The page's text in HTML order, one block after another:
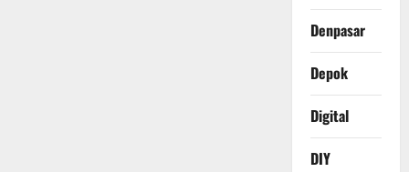
Denpasar
Depok
Digital
DIY